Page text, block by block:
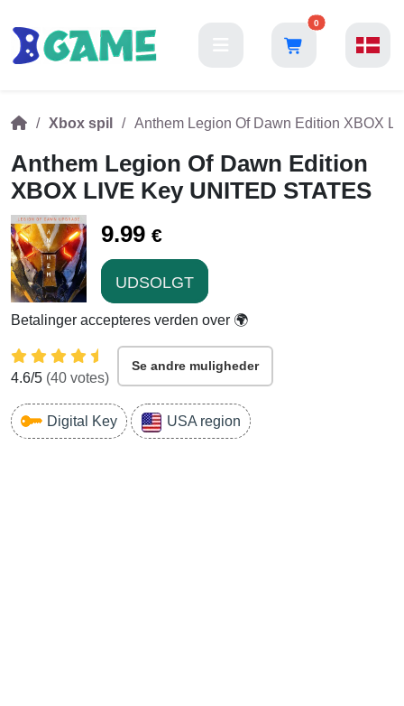
0
Xbox spil Anthem Legion Of Dawn Edition XBOX
Anthem Legion Of Dawn Edition
XBOX LIVE Key UNITED STATES
9.99 €
UDSOLGT
Betalinger accepteres verden over 🌍
4.6/5 (40 votes)
Se andre muligheder
Digital Key USA region